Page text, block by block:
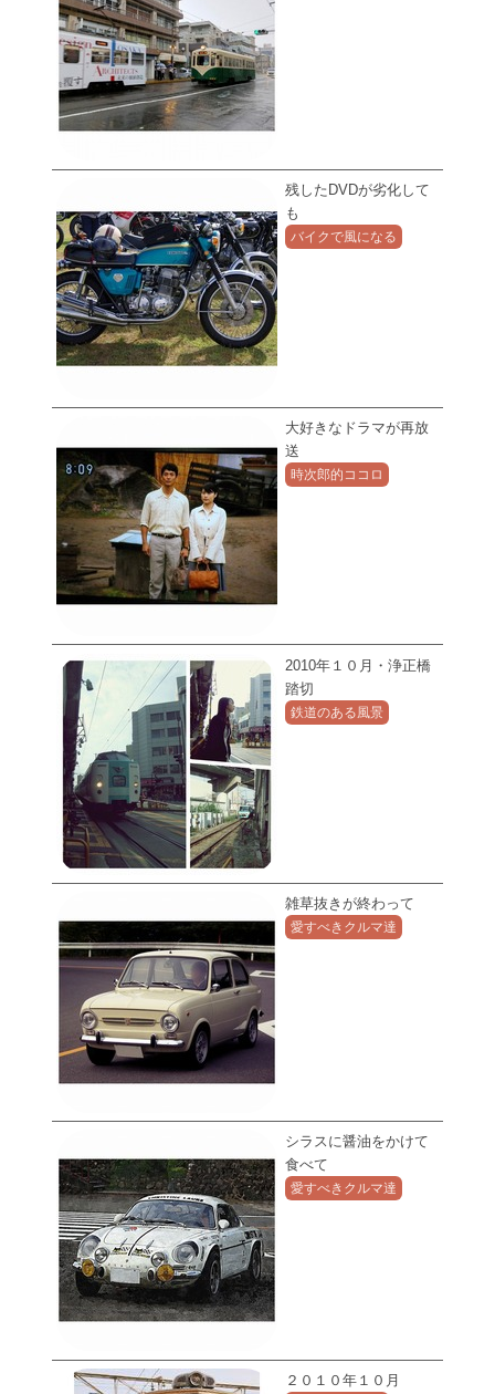
残したDVDが劣化して
も
バイクで風になる
大好きなドラマが再放
送
時次郎的ココロ
2010年１０月・浄正橋
踏切
鉄道のある風景
雑草抜きが終わって
愛すべきクルマ達
シラスに醤油をかけて
食べて
愛すべきクルマ達
２０１０年１０月